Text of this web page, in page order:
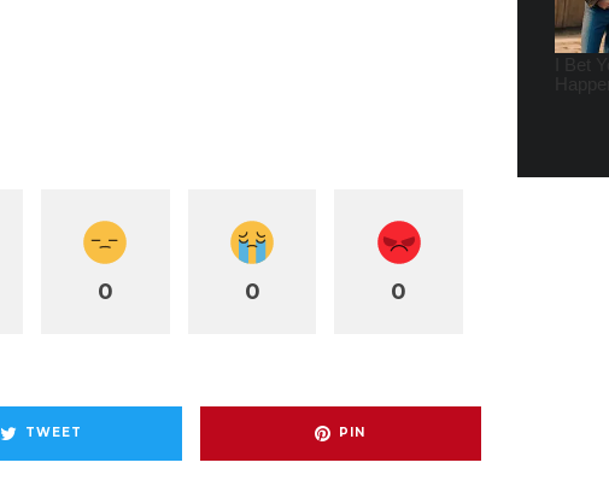
0 0 0
TWEET PIN